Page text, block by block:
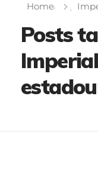
Home
Posts